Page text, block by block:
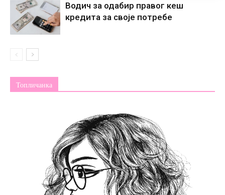
Водич за одабир правог кеш
кредита за своје потребе
Топличанка